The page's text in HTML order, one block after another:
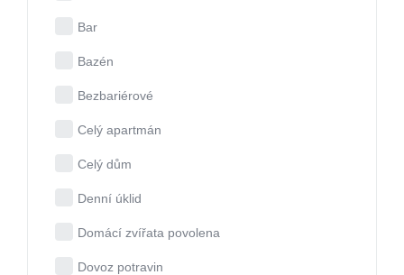
Bar
Bazén
Bezbariérové
Celý apartmán
Celý dům
Denní úklid
Domácí zvířata povolena
Dovoz potravin